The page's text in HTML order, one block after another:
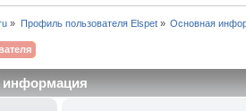
» Профиль пользователя Elspet» Основная
информация